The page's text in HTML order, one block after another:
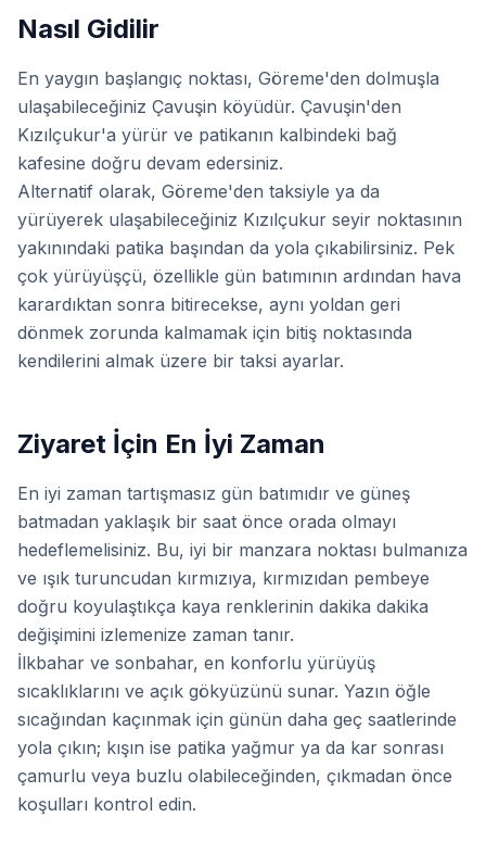
Nasıl Gidilir
En yaygın başlangıç noktası, Göreme'den dolmuşla
ulaşabileceğiniz Çavuşin köyüdür. Çavuşin'den
Kızılçukur'a yürür ve patikanın kalbindeki bağ
kafesine doğru devam edersiniz.
Alternatif olarak, Göreme'den taksiyle ya da
yürüyerek ulaşabileceğiniz Kızılçukur seyir noktasının
yakınındaki patika başından da yola çıkabilirsiniz. Pek
çok yürüyüşçü, özellikle gün batımının ardından hava
karardıktan sonra bitirecekse, aynı yoldan geri
dönmek zorunda kalmamak için bitiş noktasında
kendilerini almak üzere bir taksi ayarlar.
Ziyaret İçin En İyi Zaman
En iyi zaman tartışmasız gün batımıdır ve güneş
batmadan yaklaşık bir saat önce orada olmayı
hedeflemelisiniz. Bu, iyi bir manzara noktası bulmanıza
ve ışık turuncudan kırmızıya, kırmızıdan pembeye
doğru koyulaştıkça kaya renklerinin dakika dakika
değişimini izlemenize zaman tanır.
İlkbahar ve sonbahar, en konforlu yürüyüş
sıcaklıklarını ve açık gökyüzünü sunar. Yazın öğle
sıcağından kaçınmak için günün daha geç saatlerinde
yola çıkın; kışın ise patika yağmur ya da kar sonrası
çamurlu veya buzlu olabileceğinden, çıkmadan önce
koşulları kontrol edin.